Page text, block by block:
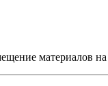
материалов на